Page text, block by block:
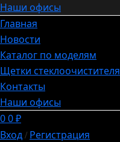
Наши офисы
Главная
Новости
Каталог по моделям
Щетки стеклоочистителя
Контакты
Наши офисы
00₽
Вход / Регистрация